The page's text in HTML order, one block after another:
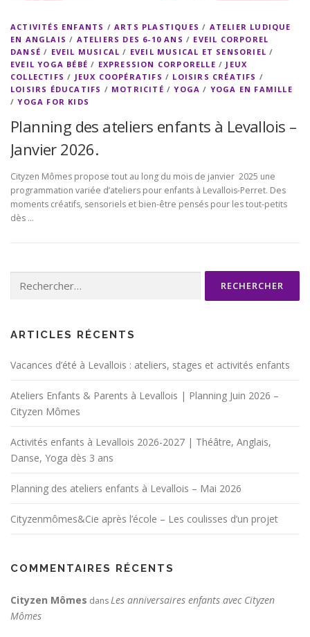
ACTIVITÉS ENFANTS /ARTS PLASTIQUES / ATELIER LUDIQUE
EN ANGLAIS / ATELIERS DES 6-10 ANS / EVEIL CORPOREL
DANSÉ / EVEIL MUSICAL / EVEIL MUSICAL ET SENSORIEL /
EVEIL YOGA BÉBÉ / EXPRESSION CORPORELLE / JEUX
COLLECTIFS / JEUX COOPÉRATIFS / LOISIRS CRÉATIFS /
LOISIRS ÉDUCATIFS / MOTRICITÉ /YOGA / YOGA EN FAMILLE
/YOGA FOR KIDS
Planning des ateliers enfants à Levallois –
Janvier 2026.
Cityzen Mômes propose tout au long du mois de janvier 2025 une
programmation variée d’ateliers pour enfants à Levallois-Perret. Des
moments créatifs, sensoriels et bien-être pensés pour les tout-petits
dès …
ARTICLES RÉCENTS
Vacances d’été à Levallois : ateliers, stages et activités enfants
Ateliers Enfants & Parents à Levallois | Planning Juin 2026 –
Cityzen Mômes
Activités enfants à Levallois 2026-2027 | Théâtre, Anglais,
Danse, Yoga dès 3 ans
Planning des ateliers enfants à Levallois – Mai 2026
Cityzenmômes&Cie après l’école – Les coulisses d’un projet
COMMENTAIRES RÉCENTS
Cityzen Mômes dansLes anniversaires enfants avec Cityzen
Mômes